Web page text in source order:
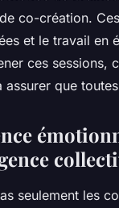
co-création.
et le travail en
ces sessions,
que
seulement les